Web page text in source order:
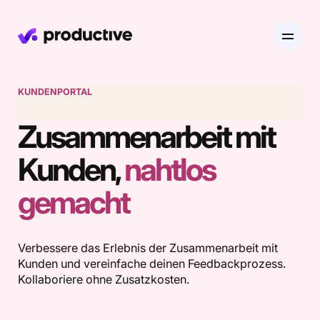
EN DE
Produkt
Ressourcenplanung
Zeiterfassung
Urlaubsverwaltung
Projektmanagement
Finanzen
Preise
Branchen
Agentur
Ressourcen
KUNDENPORTAL
Zusammenarbeit mit
Kunden,nahtlos
gemacht
Verbessere das Erlebnis der Zusammenarbeit mit
Kunden und vereinfache deinen Feedbackprozess.
Kollaboriere ohne Zusatzkosten.